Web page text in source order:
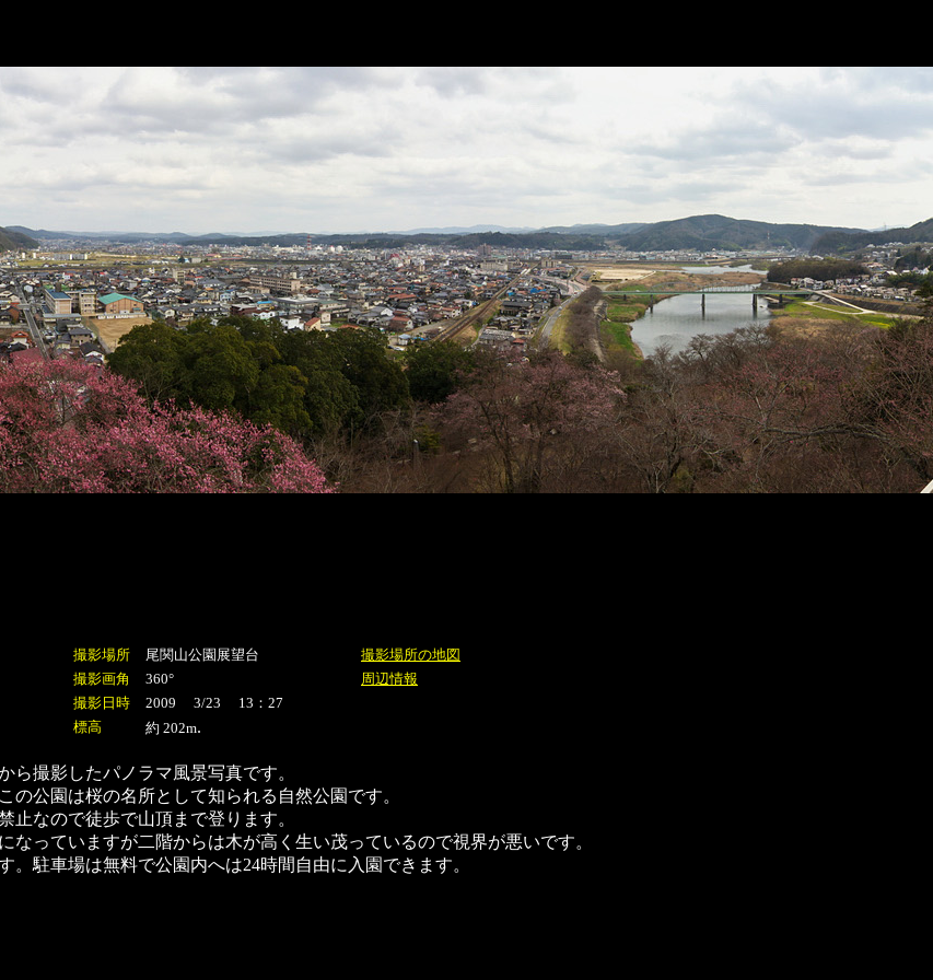
撮影場所 尾関山公園展望台
撮影場所の地図
撮影画角 360°
周辺情報
撮影日時
2009 3/23 13：27
標高 約 202m.
ら撮影したパノラマ風景写真です。
の公園は桜の名所として知られる自然公園です。
止なので徒歩で山頂まで登ります。
なっていますが二階からは木が高く生い茂っているので視界が悪いです。
。駐車場は無料で公園内へは24時間自由に入園できます。